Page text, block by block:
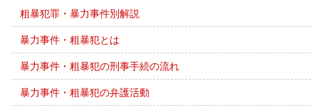
粗暴犯罪・暴力事件別解説
暴力事件・粗暴犯とは
暴力事件・粗暴犯の刑事手続の流れ
暴力事件・粗暴犯の弁護活動